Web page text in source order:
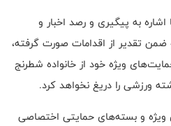
به پیگیری و رصد اخبار و
تقدیر از اقدامات صورت گرفته،
ویژه خود از خانواده شطرنج
ورزشی را دریغ نخواهد کرد.
و بسته‌های حمایتی اختصاصی